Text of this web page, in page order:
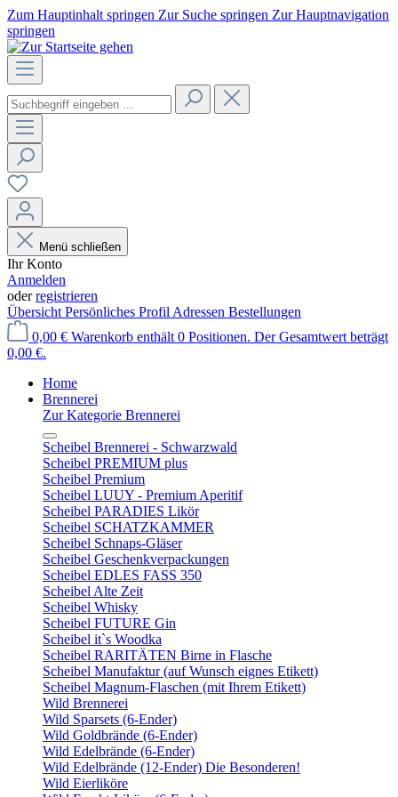
Zum Hauptinhalt springen Zur Suche springen Zur Hauptnavigation
springen
Menü schließen
Ihr Konto
Anmelden
oderregistrieren
Übersicht Persönliches Profil Adressen Bestellungen
0,00 € Warenkorb enthält 0 Positionen. Der Gesamtwert beträgt
0,00 €.
Home
Brennerei
Zur Kategorie Brennerei
Scheibel Brennerei - Schwarzwald
Scheibel PREMIUM plus
Scheibel Premium
Scheibel LUUY - Premium Aperitif
Scheibel PARADIES Likör
Scheibel SCHATZKAMMER
Scheibel Schnaps-Gläser
Scheibel Geschenkverpackungen
Scheibel EDLES FASS 350
Scheibel Alte Zeit
Scheibel Whisky
Scheibel FUTURE Gin
Scheibel it`s Woodka
Scheibel RARITÄTEN Birne in Flasche
Scheibel Manufaktur (auf Wunsch eignes Etikett)
Scheibel Magnum-Flaschen (mit Ihrem Etikett)
Wild Brennerei
Wild Sparsets (6-Ender)
Wild Goldbrände (6-Ender)
Wild Edelbrände (6-Ender)
Wild Edelbrände (12-Ender) Die Besonderen!
Wild Eierliköre